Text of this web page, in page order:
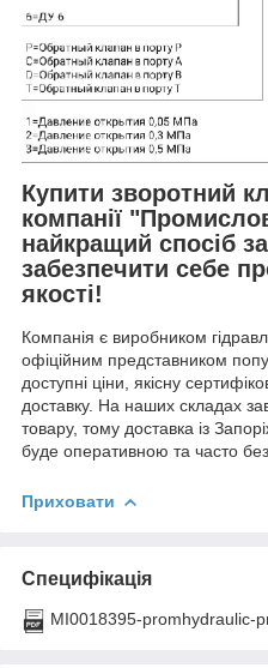
Купити зворотний
компанії
найкращий спосіб
забезпечити себе
якості!
Компанія є виробником
офіційним представником
доступні ціни, якісну
доставку. На наших складах
товару, тому доставка із
буде оперативною та часто
Приховати
Специфікація
MI0018395-promhydraulic-